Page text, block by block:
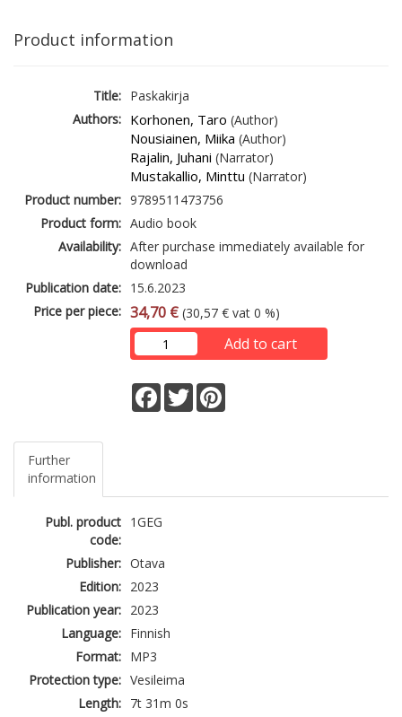
Product information
Title: Paskakirja
Authors: Korhonen, Taro (Author)
Nousiainen, Miika (Author)
Rajalin, Juhani (Narrator)
Mustakallio, Minttu (Narrator)
Product number: 9789511473756
Product form: Audio book
Availability: After purchase immediately available for
download
Publication date: 15.6.2023
Price per piece: 34,70 € (30,57 € vat 0 %)
Add to cart
Facebook
Twitter
Further
information
Publ. product
code:
1GEG
Publisher: Otava
Edition: 2023
Publication year: 2023
Language: Finnish
Format: MP3
Protection type: Vesileima
Length: 7t 31m 0s